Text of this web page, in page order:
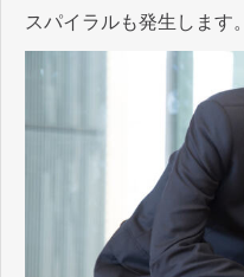
スパイラルも発生します。